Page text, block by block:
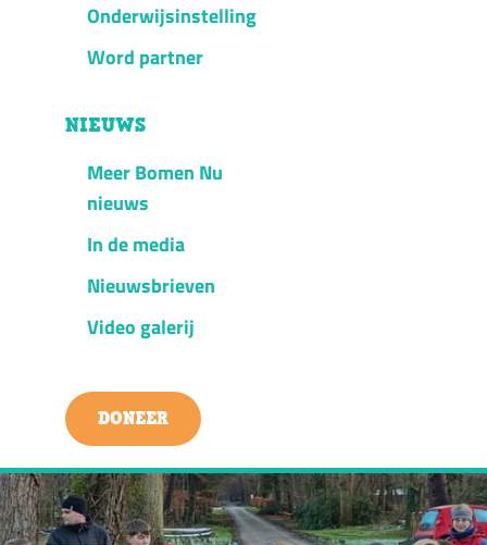
Onderwijsinstelling
Word partner
NIEUWS
Meer Bomen Nu
nieuws
In de media
Nieuwsbrieven
Video galerij
DONEER